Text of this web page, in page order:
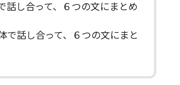
話し合って、６つの文にまとめ
で話し合って、６つの文にまと